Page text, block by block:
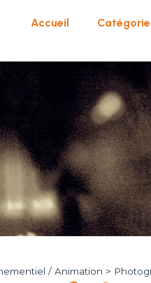
Accueil
/ Animation >